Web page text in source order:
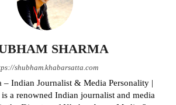
SHARMA
shubham.khabarsatta.com
– Indian Journalist & Media Personality |
is a renowned Indian journalist and media